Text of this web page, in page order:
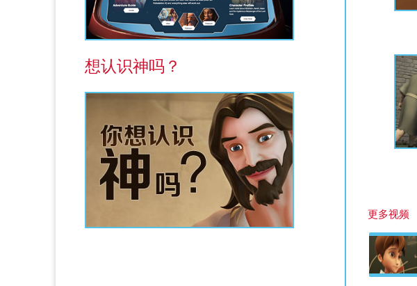
想认识神吗？
更多视频